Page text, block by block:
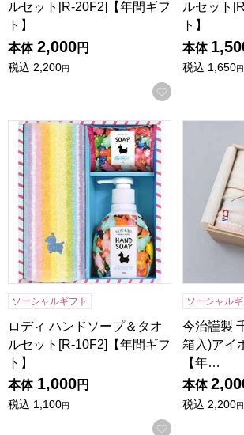
ルセット[R-20F2]【年間ギフ
ト】
本体 2,000円
税込 2,200円
お気に入りに
ルセット
ト】
本体
税込 1,650円
ロディ ハンドソープ＆タオルセット[R-
ソーシャルギフト
ロディ ハンドソープ＆タオ
ルセット[R-10F2]【年間ギフ
ト】
本体 1,000円
税込 1,100円
お気に入りに
ソーシャルギ
今治謹製
箱入)アイ
【年…
本体
税込 2,200円